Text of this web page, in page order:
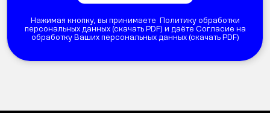
Нажимая кнопку, вы принимаете Политику обработки
персональных данных (скачать PDF) и даёте Согласие на
обработку Ваших персональных данных (скачать PDF)